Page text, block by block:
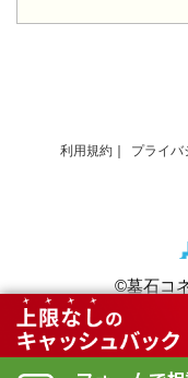
利用規約 プライバ
©墓石コ